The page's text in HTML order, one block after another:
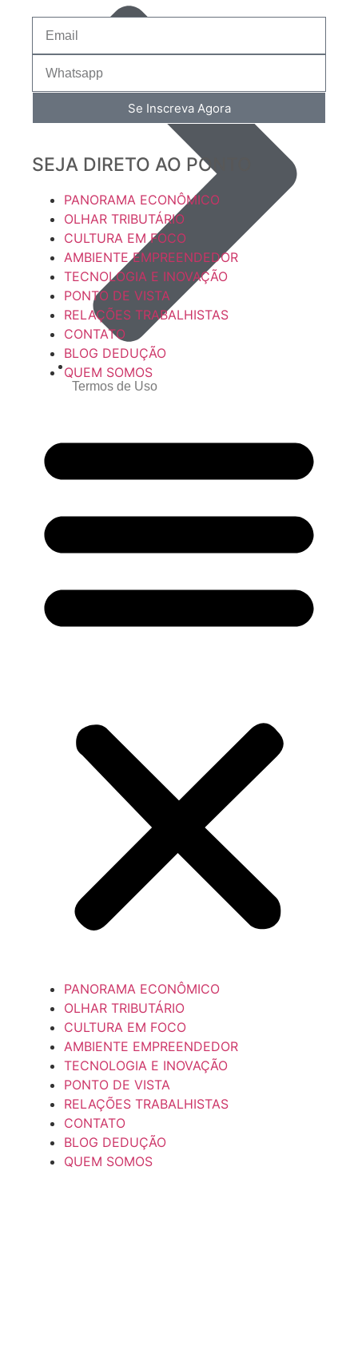
Termos de Uso
Se Inscreva Agora
SEJA DIRETO AO PONTO
PANORAMA ECONÔMICO
OLHAR TRIBUTÁRIO
CULTURA EM FOCO
AMBIENTE EMPREENDEDOR
TECNOLOGIA E INOVAÇÃO
PONTO DE VISTA
RELAÇÕES TRABALHISTAS
CONTATO
BLOG DEDUÇÃO
QUEM SOMOS
PANORAMA ECONÔMICO
OLHAR TRIBUTÁRIO
CULTURA EM FOCO
AMBIENTE EMPREENDEDOR
TECNOLOGIA E INOVAÇÃO
PONTO DE VISTA
RELAÇÕES TRABALHISTAS
CONTATO
BLOG DEDUÇÃO
QUEM SOMOS